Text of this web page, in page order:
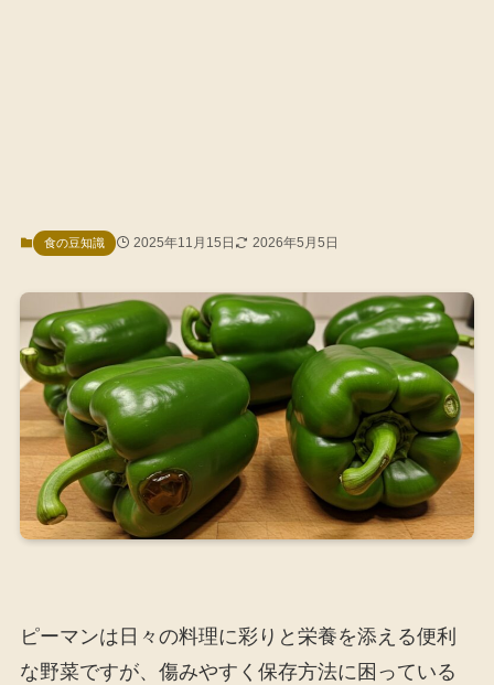
食の豆知識 2025年11月15日 2026年5月5日
ピーマンは日々の料理に彩りと栄養を添える便利
な野菜ですが、傷みやすく保存方法に困っている